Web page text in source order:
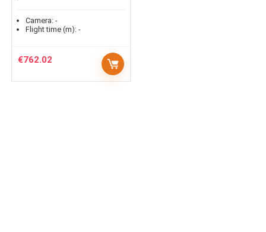
Camera: -
Flight time (m): -
€762.02